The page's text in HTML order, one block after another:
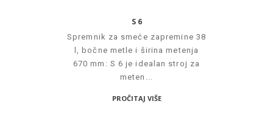
S 6
Spremnik za smeće zapremine 38
l, bočne metle i širina metenja
670 mm: S 6 je idealan stroj za
meten...
PROČITAJ VIŠE